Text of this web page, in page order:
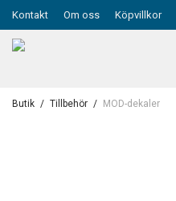
Kontakt Om oss Köpvillkor
Butik / Tillbehör / MOD-dekaler